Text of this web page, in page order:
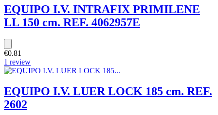
EQUIPO I.V. INTRAFIX PRIMILENE
LL 150 cm. REF. 4062957E
€0.81
1 review
EQUIPO I.V. LUER LOCK 185 cm. REF.
2602